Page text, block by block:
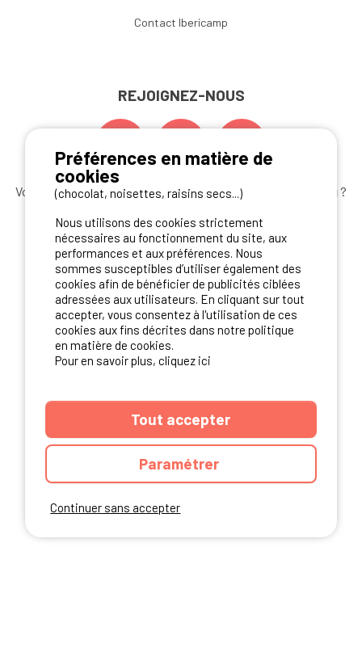
Contact Ibericamp
REJOIGNEZ-NOUS
Vous souhaitez bénéficier desmeilleures offres camping ?
S'ABONNER
NOS PARTENAIRES
Continuer sans accepter
Préférences en matière de
cookies
(chocolat, noisettes, raisins secs...)
Nous utilisons des cookies strictement
nécessaires au fonctionnement du site, aux
performances et aux préférences. Nous
sommes susceptibles d’utiliser également des
cookies afin de bénéficier de publicités ciblées
adressées aux utilisateurs. En cliquant sur tout
accepter, vous consentez à l'utilisation de ces
cookies aux fins décrites dans notre politique
en matière de cookies.
Pour en savoir plus, cliquez ici
Tout accepter
Paramétrer